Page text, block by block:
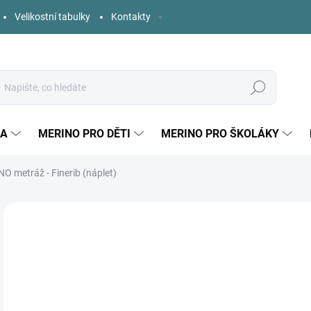
Velikostní tabulky Kontakty
Hledat
MERINO PRO DĚTI MERINO PRO ŠKOLÁKY
metráž - Finerib (náplet)